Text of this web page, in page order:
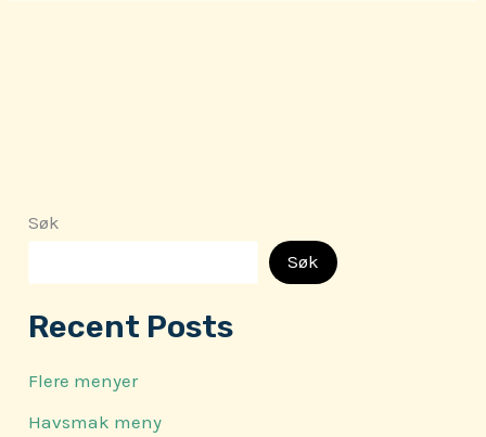
Søk
Søk
Recent Posts
Flere menyer
Havsmak meny